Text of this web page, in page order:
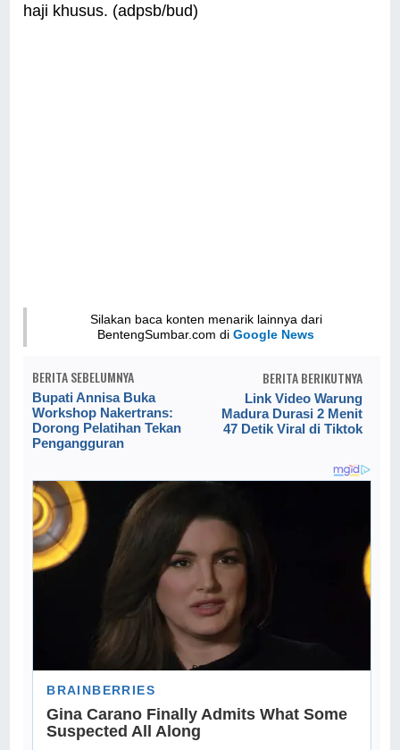
haji khusus. (adpsb/bud)
Silakan baca konten menarik lainnya dari
BentengSumbar.com diGoogle News
BERITA SEBELUMNYA
Bupati Annisa Buka
Workshop Nakertrans:
Dorong Pelatihan Tekan
Pengangguran
BERITA BERIKUTNYA
Link Video Warung
Madura Durasi 2 Menit
47 Detik Viral di Tiktok